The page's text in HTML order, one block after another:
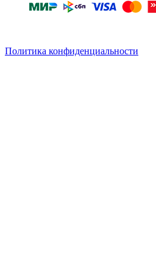
Политика конфиденциальности